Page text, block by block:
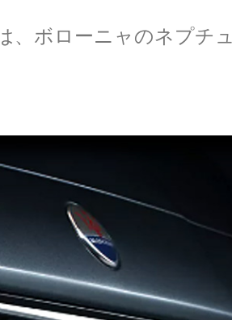
、ボローニャのネプチ